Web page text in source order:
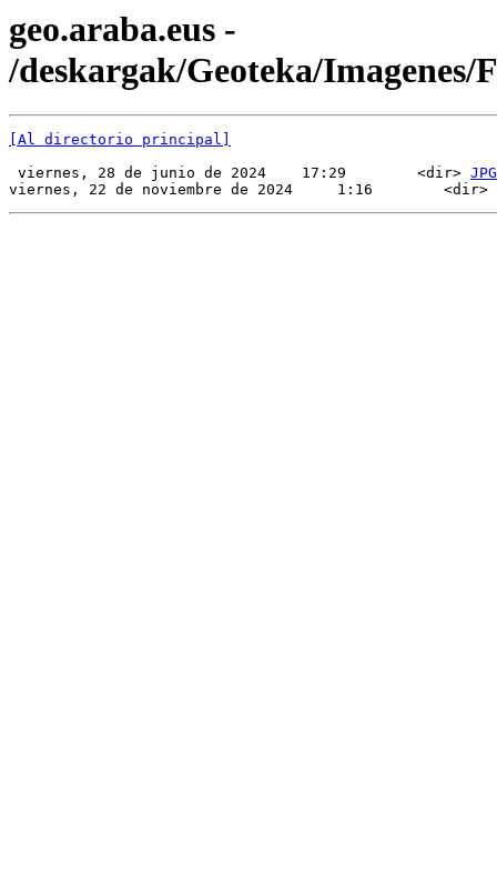
geo.araba.eus -
/deskargak/Geoteka/Imagenes/
[Al directorio principal]
viernes, 28 de junio de 2024    17:29        <dir> JPG
viernes, 22 de noviembre de 2024     1:16        <dir>